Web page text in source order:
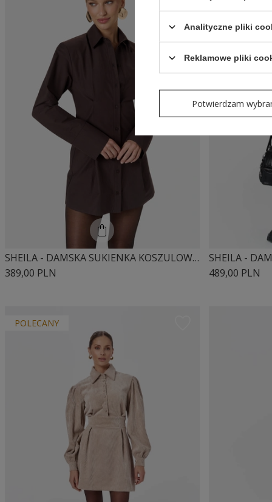
SHEILA - DAMSKA SUKIENKA KOSZULOWA WYSZCZUPLAJĄCA SYLWETKĘ 'ESPRESSA'
389,00 PLN
489,00 PLN
POLECANY
Analityczne pliki
Reklamowe pliki
Potwierdzam